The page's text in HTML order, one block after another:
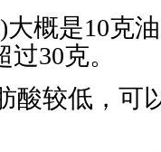
大概是10克
30克。
酸较低，可